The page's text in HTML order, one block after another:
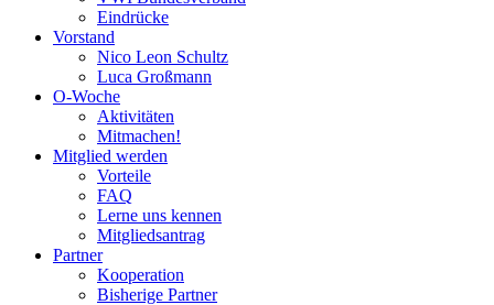
Eindrücke
Vorstand
Nico Leon Schultz
Luca Großmann
O-Woche
Aktivitäten
Mitmachen!
Mitglied werden
Vorteile
FAQ
Lerne uns kennen
Mitgliedsantrag
Partner
Kooperation
Bisherige Partner